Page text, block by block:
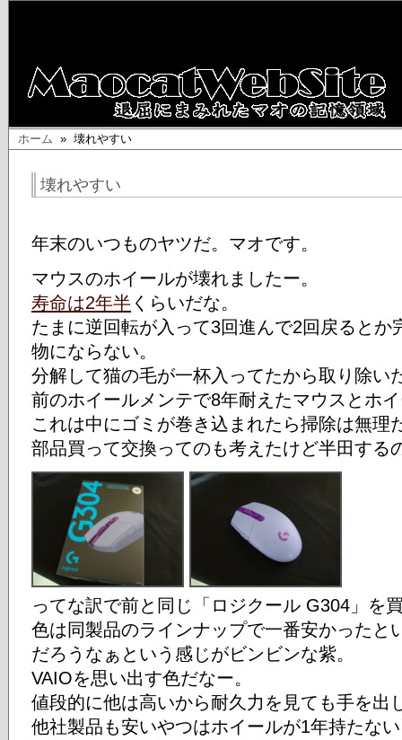
ホーム » 壊れやすい
壊れやすい
年末のいつものヤツだ。マオです。
マウスのホイールが壊れましたー。
寿命は2年半 くらいだな。
たまに逆回転が入って3回進んで2回戻るとか
物にならない。
分解して猫の毛が一杯入ってたから取り除い
前のホイールメンテで8年耐えたマウスとホ
これは中にゴミが巻き込まれたら掃除は無理
部品買って交換ってのも考えたけど半田する
ってな訳で前と同じ「ロジクール G304」を
色は同製品のラインナップで一番安かったと
だろうなぁという感じがビンビンな紫。
VAIOを思い出す色だなー。
値段的に他は高いから耐久力を見ても手を出
他社製品も安いやつはホイールが1年持たな